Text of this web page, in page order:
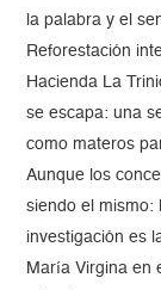
la palabra y el
Reforestación
Hacienda La
se escapa: una
como materos
Aunque los
siendo el mismo:
investigación es
María Virgina en